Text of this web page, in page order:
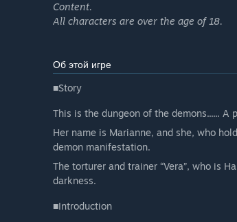
Content.
All characters are over the age of 18.
Об этой игре
■Story
This is the dungeon of the demons......
Her name is Marianne, and she, who
demon manifestation.
The torturer and trainer “Vera”, who is
darkness.
■Introduction